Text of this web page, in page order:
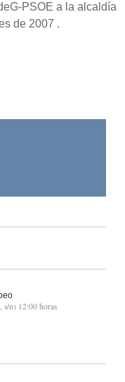
PSOE a la alcaldía
de 2007 .
s/n) 12:00 horas